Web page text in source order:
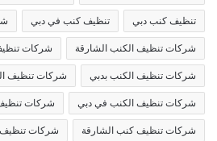
تنظيف كنب دبي تنظيف كنب في دبي
شركات تنظيف الكنب الشارقة شركات
شركات تنظيف الكنب بدبي شركات تنظيف
شركات تنظيف الكنب في دبي شركات
شركات تنظيف كنب الشارقة شركات تنظيف